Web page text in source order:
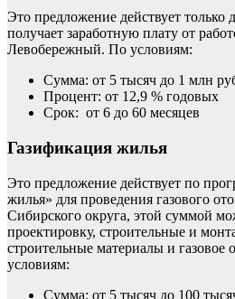
Это предложение действует только
получает заработную плату от
Левобережный. По условиям:
Сумма: от 5 тысяч до 1 млн
Процент: от 12,9 % годовых
Срок: от 6 до 60 месяцев
Газификация жилья
Это предложение действует по
жилья» для проведения газового
Сибирского округа, этой суммой
проектировку, строительные и
строительные материалы и газовое
условиям:
Сумма: от 5 тысяч до 100